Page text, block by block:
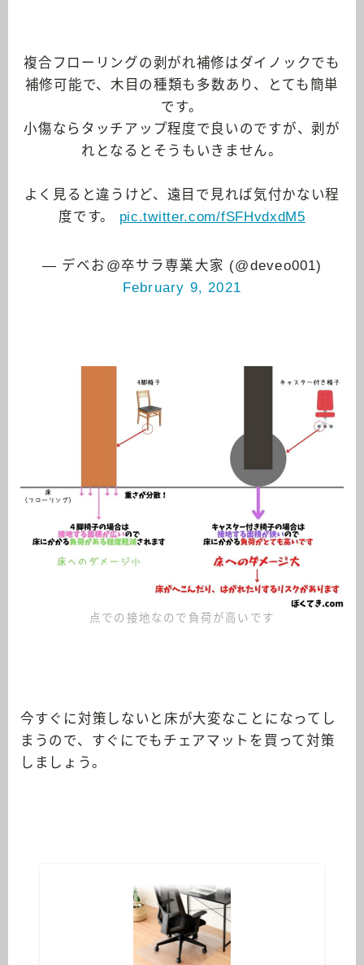
複合フローリングの剥がれ補修はダイノックでも
補修可能で、木目の種類も多数あり、とても簡単
です。
小傷ならタッチアップ程度で良いのですが、剥が
れとなるとそうもいきません。
よく見ると違うけど、遠目で見れば気付かない程
度です。 pic.twitter.com/fSFHvdxdM5
— デベお@卒サラ専業大家 (@deveo001)
February 9, 2021
点での接地なので負荷が高いです
今すぐに対策しないと床が大変なことになってし
まうので、すぐにでもチェアマットを買って対策
しましょう。